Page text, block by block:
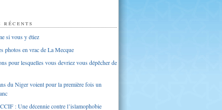
si vous y étiez
photos en vrac de La Mecque
pour lesquelles vous devriez vous dépêcher de
du Niger voient pour la première fois un
: Une décennie contre l’islamophobie